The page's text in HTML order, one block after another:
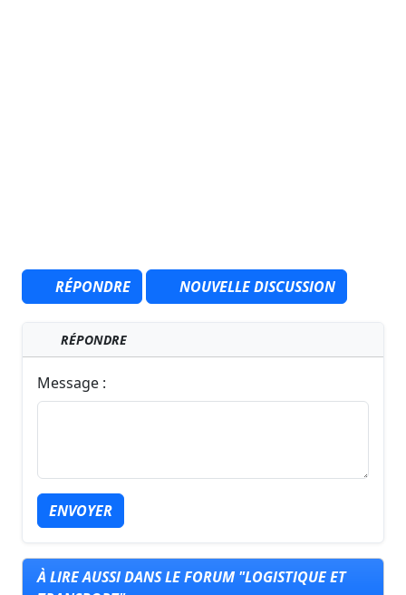
RÉPONDRE NOUVELLE DISCUSSION
RÉPONDRE
Message :
ENVOYER
À LIRE AUSSI DANS LE FORUM "LOGISTIQUE ET